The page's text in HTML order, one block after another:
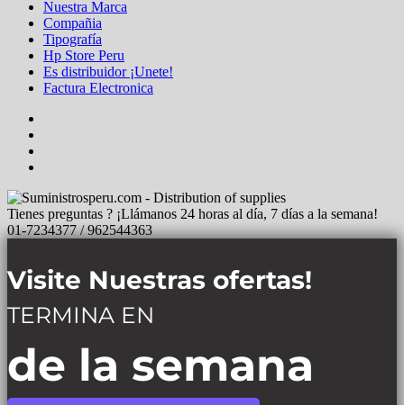
Nuestra Marca
Compañia
Tipografía
Hp Store Peru
Es distribuidor ¡Unete!
Factura Electronica
Tienes preguntas ? ¡Llámanos 24 horas al día, 7 días a la semana!
01-7234377 / 962544363
Visite Nuestras ofertas!
TERMINA EN
de la semana